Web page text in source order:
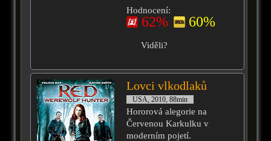
Hodnocení:
62% 60%
Viděli?
Lovci vlkodlaků
USA, 2010, 88min
Hororová alegorie na
Červenou Karkulku v
moderním pojetí.